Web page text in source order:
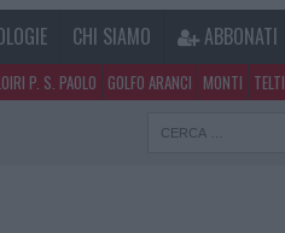
CHI SIAMO ABBONATI
P. S. PAOLO GOLFO ARANCI MONTI TELTI